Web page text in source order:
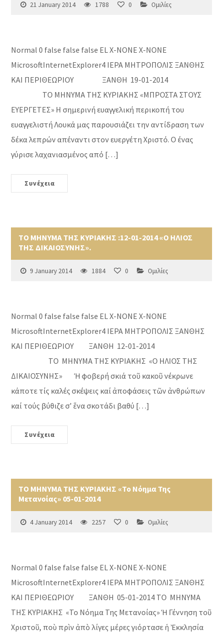
21 January 2014 1788 0 Ομιλίες
Normal 0 false false false EL X-NONE X-NONE
MicrosoftInternetExplorer4 ΙΕΡΑ ΜΗΤΡΟΠΟΛΙΣ ΞΑΝΘΗΣ
ΚΑΙ ΠΕΡΙΘΕΩΡΙΟΥ ΞΑΝΘΗ 19-01-2014
ΤΟ ΜΗΝΥΜΑ ΤΗΣ ΚΥΡΙΑΚΗΣ «ΜΠΡΟΣΤΑ ΣΤΟΥΣ
ΕΥΕΡΓΕΤΕΣ» Η σημερινή ευαγγελική περικοπή του
ευαγγελιστή Λουκά μας παρουσιάζει την αντίδραση των
δέκα λεπρών απέναντι στον ευεργέτη Χριστό. Ο ένας
γύρισε λαχανιασμένος από […]
Συνέχεια
ΤΟ ΜΗΝΥΜΑ ΤΗΣ ΚΥΡΙΑΚΗΣ :12-01-2014 «Ο ΗΛΙΟΣ
ΤΗΣ ΔΙΚΑΙΟΣΥΝΗΣ».
9 January 2014 1884 0 Ομιλίες
Normal 0 false false false EL X-NONE X-NONE
MicrosoftInternetExplorer4 ΙΕΡΑ ΜΗΤΡΟΠΟΛΙΣ ΞΑΝΘΗΣ
ΚΑΙ ΠΕΡΙΘΕΩΡΙΟΥ ΞΑΝΘΗ 12-01-2014
ΤΟ ΜΗΝΥΜΑ ΤΗΣ ΚΥΡΙΑΚΗΣ «Ο ΗΛΙΟΣ ΤΗΣ
ΔΙΚΑΙΟΣΥΝΗΣ» Ἡ φοβερή σκιά τοῦ κακοῦ νέκρωνε
κάποτε τίς καλές σκέψεις καί ἀποφάσεις τῶν ἀνθρώπων
καί τούς βύθιζε σ’ ἕνα σκοτάδι βαθύ […]
Συνέχεια
ΤΟ ΜΗΝΥΜΑ ΤΗΣ ΚΥΡΙΑΚΗΣ «Το Νόημα Της
Μετανοίας» 05-01-2014
4 January 2014 2257 0 Ομιλίες
Normal 0 false false false EL X-NONE X-NONE
MicrosoftInternetExplorer4 ΙΕΡΑ ΜΗΤΡΟΠΟΛΙΣ ΞΑΝΘΗΣ
ΚΑΙ ΠΕΡΙΘΕΩΡΙΟΥ ΞΑΝΘΗ 05-01-2014 ΤΟ ΜΗΝΥΜΑ
ΤΗΣ ΚΥΡΙΑΚΗΣ «Το Νόημα Της Μετανοίας» Ἡ Γέννηση τοῦ
Χριστοῦ, ποὺ πρὶν ἀπὸ λίγες μέρες γιόρτασε ἡ Ἐκκλησία